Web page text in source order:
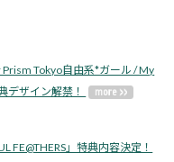
Prism Tokyo自由系*ガール / My
デザイン解禁！
FE@THERS」特典内容決定！